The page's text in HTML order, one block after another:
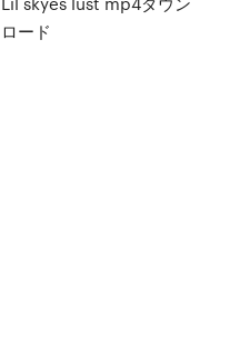
ロード